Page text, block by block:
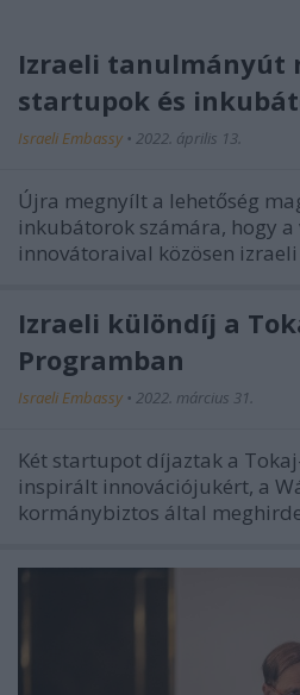
Izraeli tanulmányút
startupok és
Israeli Embassy • 2022. április 13.
Újra megnyílt a lehetőség
inkubátorok számára, hogy
innovátoraival közösen
Izraeli különdíj a
Programban
Israeli Embassy • 2022. március 31.
Két startupot díjaztak a
inspirált innovációjukért, a
kormánybiztos által